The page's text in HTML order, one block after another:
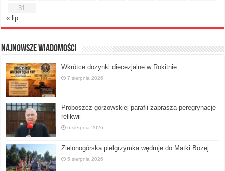
31
« lip
Najnowsze Wiadomości
Wkrótce dożynki diecezjalne w Rokitnie
7 sierpnia 2026
Proboszcz gorzowskiej parafii zaprasza peregrynację
relikwii
6 sierpnia 2026
Zielonogórska pielgrzymka wędruje do Matki Bożej
5 sierpnia 2026